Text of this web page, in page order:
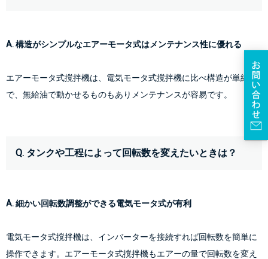
A. 構造がシンプルなエアーモータ式はメンテナンス性に優れる
エアーモータ式撹拌機は、電気モータ式撹拌機に比べ構造が単純
で、無給油で動かせるものもありメンテナンスが容易です。
Q. タンクや工程によって回転数を変えたいときは？
A. 細かい回転数調整ができる電気モータ式が有利
電気モータ式撹拌機は、インバーターを接続すれば回転数を簡単に
操作できます。エアーモータ式撹拌機もエアーの量で回転数を変え